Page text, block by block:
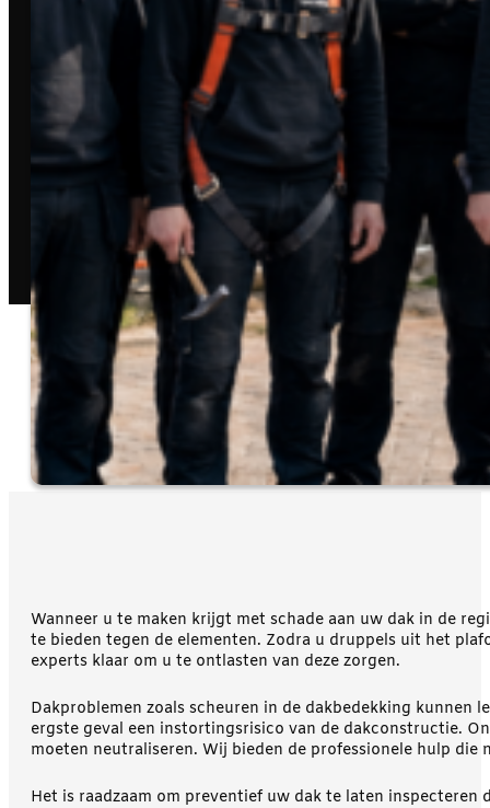
Wanneer u te maken krijgt met schade aan uw dak in de
te bieden tegen de elementen. Zodra u druppels uit het
experts klaar om u te ontlasten van deze zorgen.
Dakproblemen zoals scheuren in de dakbedekking
ergste geval een instortingsrisico van de dakconstructie.
moeten neutraliseren. Wij bieden de professionele hulp
Het is raadzaam om preventief uw dak te laten inspecteren